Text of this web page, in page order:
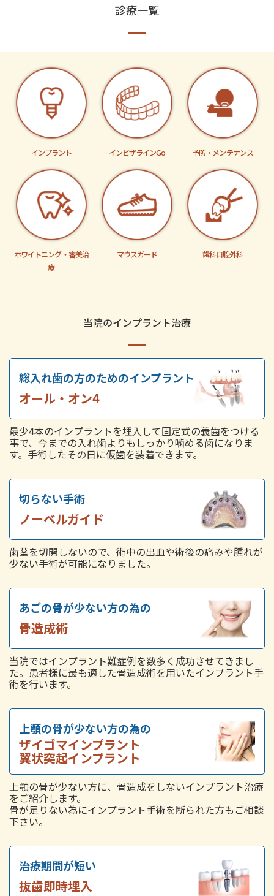
診療一覧
インプラント インビザラインGo 予防・メンテナンス
ホワイトニング・審美治
療
マウスガード 歯科口腔外科
当院のインプラント治療
総入れ歯の方のためのインプラント
オール・オン4
最少4本のインプラントを埋入して固定式の義歯をつける
事で、今までの入れ歯よりもしっかり噛める歯になりま
す。手術したその日に仮歯を装着できます。
切らない手術
ノーベルガイド
歯茎を切開しないので、術中の出血や術後の痛みや腫れが
少ない手術が可能になりました。
あごの骨が少ない方の為の
骨造成術
当院ではインプラント難症例を数多く成功させてきまし
た。患者様に最も適した骨造成術を用いたインプラント手
術を行います。
上顎の骨が少ない方の為の
ザイゴマインプラント
翼状突起インプラント
上顎の骨が少ない方に、骨造成をしないインプラント治療
をご紹介します。
骨が足りない為にインプラント手術を断られた方もご相談
下さい。
治療期間が短い
抜歯即時埋入